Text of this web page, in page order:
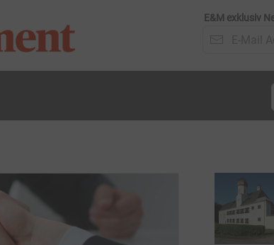
E&M exklusiv